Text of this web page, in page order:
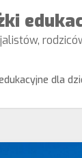
dla